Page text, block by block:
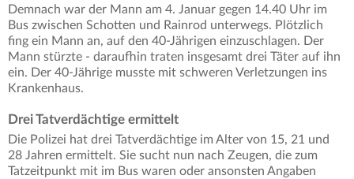
Demnach war der Mann am 4. Januar gegen 14.40 Uhr im
Bus zwischen Schotten und Rainrod unterwegs. Plötzlich
fing ein Mann an, auf den 40-Jährigen einzuschlagen. Der
Mann stürzte - daraufhin traten insgesamt drei Täter auf ihn
ein. Der 40-Jährige musste mit schweren Verletzungen ins
Krankenhaus.
Drei Tatverdächtige ermittelt
Die Polizei hat drei Tatverdächtige im Alter von 15, 21 und
28 Jahren ermittelt. Sie sucht nun nach Zeugen, die zum
Tatzeitpunkt mit im Bus waren oder ansonsten Angaben